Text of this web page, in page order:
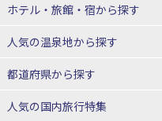
北海道
東北
青森県
宮城県
ホテル・旅館・宿から探す
北海道ホテル・旅館
青森県ホテル・旅館
人気の温泉地から探す
北海道
湯の川温泉(北海道)
都道府県から探す
人気の国内旅行特集